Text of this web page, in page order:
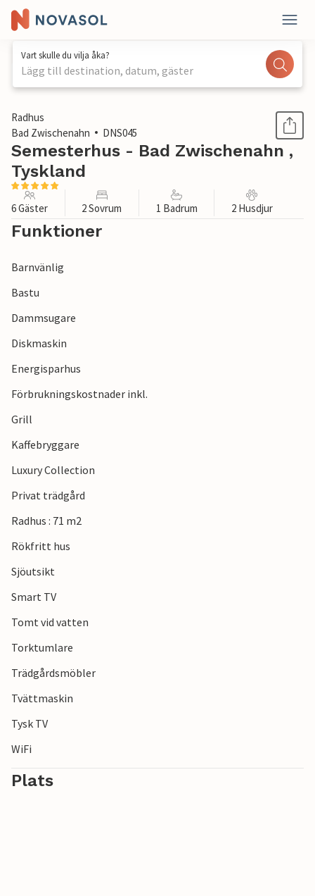
Vart skulle du vilja åka?
Lägg till destination, datum, gäster
1 / 1
Radhus
Bad Zwischenahn
DNS045
Semesterhus - Bad Zwischenahn ,
Tyskland
6 Gäster 2 Sovrum 1 Badrum 2 Husdjur
Funktioner
Barnvänlig
Bastu
Dammsugare
Diskmaskin
Energisparhus
Förbrukningskostnader inkl.
Grill
Kaffebryggare
Luxury Collection
Privat trädgård
Radhus : 71 m2
Rökfritt hus
Sjöutsikt
Smart TV
Tomt vid vatten
Torktumlare
Trädgårdsmöbler
Tvättmaskin
Tysk TV
WiFi
Plats